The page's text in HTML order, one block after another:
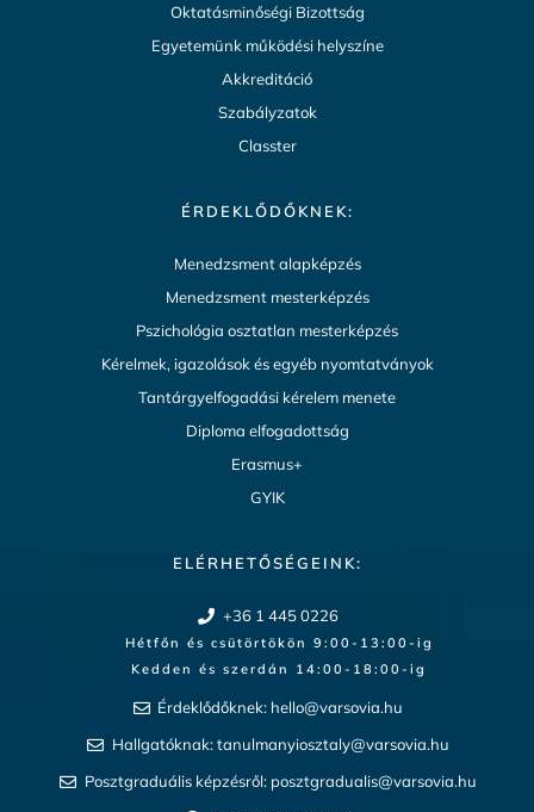
Oktatásminőségi Bizottság
Egyetemünk működési helyszíne
Akkreditáció
Szabályzatok
Classter
ÉRDEKLŐDŐKNEK:
Menedzsment alapképzés
Menedzsment mesterképzés
Pszichológia osztatlan mesterképzés
Kérelmek, igazolások és egyéb nyomtatványok
Tantárgyelfogadási kérelem menete
Diploma elfogadottság
Erasmus+
GYIK
ELÉRHETŐSÉGEINK:
+36 1 445 0226
Hétfőn és csütörtökön 9:00-13:00-ig
Kedden és szerdán 14:00-18:00-ig​
Érdeklődőknek: hello@varsovia.hu
Hallgatóknak:tanulmanyiosztaly@varsovia.hu
Posztgraduális képzésről: posztgradualis@varsovia.hu